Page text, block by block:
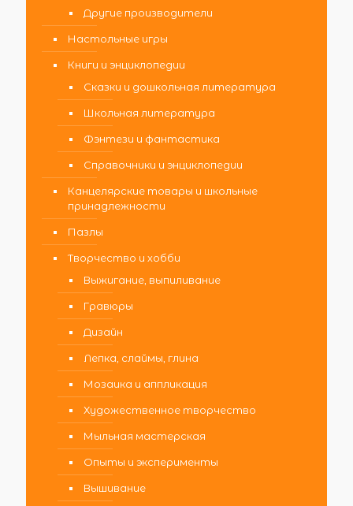
Другие производители
Настольные игры
Книги и энциклопедии
Сказки и дошкольная литература
Школьная литература
Фэнтези и фантастика
Справочники и энциклопедии
Канцелярские товары и школьные
принадлежности
Пазлы
Творчество и хобби
Выжигание, выпиливание
Гравюры
Дизайн
Лепка, слаймы, глина
Мозаика и аппликация
Художественное творчество
Мыльная мастерская
Опыты и эксперименты
Вышивание